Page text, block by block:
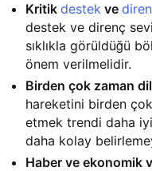
Kritik destek ve
destek ve direnç
sıklıkla görüldüğü
önem verilmelidir.
Birden çok zaman
hareketini birden
etmek trendi daha
daha kolay
Haber ve ekonomik